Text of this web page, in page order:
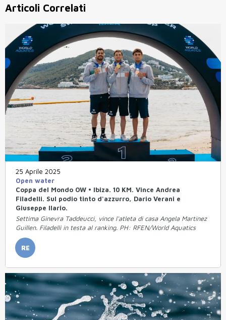
Articoli Correlati
25 Aprile 2025
Open water
Coppa del Mondo OW • Ibiza. 10 KM. Vince Andrea
Filadelli. Sul podio tinto d'azzurro, Dario Verani e
Giuseppe Ilario.
Settima Ginevra Taddeucci, vince l'atleta di casa Angela Martinez
Guillen. Filadelli in testa al ranking. PH: RFEN/World Aquatics
RE